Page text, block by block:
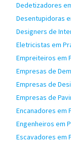
Dedetizadores
Desentupidoras
Designers de
Eletricistas em
Empreiteiros em
Empresas de
Empresas de
Empresas de
Encanadores em
Engenheiros em
Escavadores em